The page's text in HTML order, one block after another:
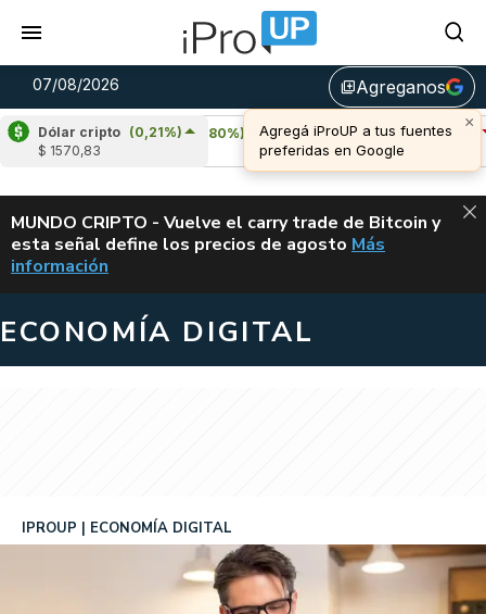
07/08/2026 library_addAgreganos
Dólar cripto (0,21%)
$ 1570,83
Cardano (4,80%)
u$s 0,20
Avalanche
(-3,48%)
u$s 6,42
ALERTA
MUNDO CRIPTO - Vuelve el carry trade de Bitcoin y
esta señal define los precios de agosto VUELVE EL
Más
información
ECONOMÍA DIGITAL
IPROUP ECONOMÍA DIGITAL